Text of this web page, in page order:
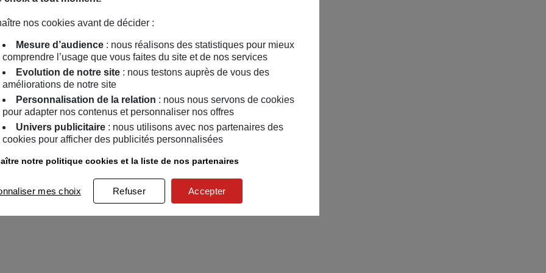
nos cookies avant de décider :
Mesure d’audience : nous réalisons des statistiques pour mieux
comprendre l’usage que vous faites du site et de nos services
Evolution de notre site : nous testons auprès de vous des
améliorations de notre site
Personnalisation de la relation : nous nous servons de cookies
pour adapter nos contenus et personnaliser nos offres
Univers publicitaire : nous utilisons avec nos partenaires des
cookies pour afficher des publicités personnalisées
notre politique cookies et la liste de nos partenaires
mes choix Refuser Accepter